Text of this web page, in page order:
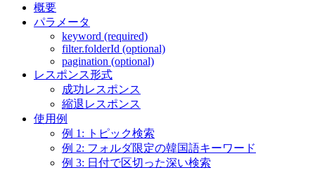
概要
パラメータ
keyword (required)
filter.folderId (optional)
pagination (optional)
レスポンス形式
成功レスポンス
縮退レスポンス
使用例
例 1: トピック検索
例 2: フォルダ限定の韓国語キーワード
例 3: 日付で区切った深い検索